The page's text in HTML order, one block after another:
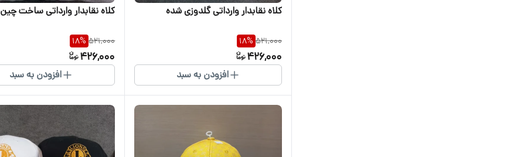
کلاه نقابدار وارداتی گلدوزی شده
521,000
18%
426,000
افزودن به سبد
کلاه نقابدار وارداتی ساخت چین BTS
521,000
18%
426,000
افزودن به سبد